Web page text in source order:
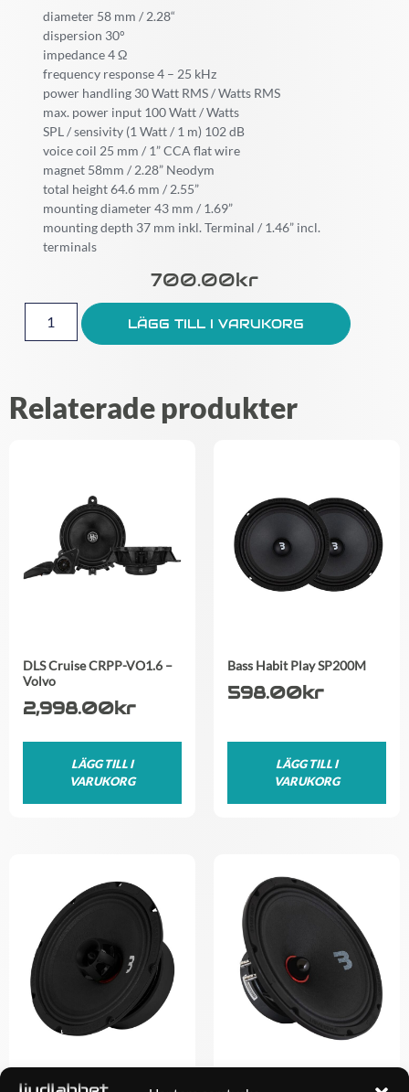
diameter 58 mm / 2.28“
dispersion 30°
impedance 4 Ω
frequency response 4 – 25 kHz
power handling 30 Watt RMS / Watts RMS
max. power input 100 Watt / Watts
SPL / sensivity (1 Watt / 1 m) 102 dB
voice coil 25 mm / 1” CCA flat wire
magnet 58mm / 2.28” Neodym
total height 64.6 mm / 2.55”
mounting diameter 43 mm / 1.69”
mounting depth 37 mm inkl. Terminal / 1.46” incl.
terminals
700.00Kr
LÄGG TILL I VARUKORG
Relaterade produkter
DLS Cruise CRPP-VO1.6 –
Volvo
2,998.00kr
LÄGG TILL I
VARUKORG
Bass Habit Play SP200M
598.00kr
LÄGG TILL I
VARUKORG
Bass Habit SPL Elite